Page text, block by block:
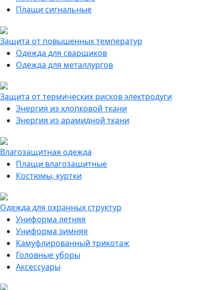
Плащи сигнальные
Защита от повышенных температур
Одежда для сварщиков
Одежда для металлургов
Защита от термических рисков электродуги
Энергия из хлопковой ткани
Энергия из арамидной ткани
Влагозащитная одежда
Плащи влагозащитные
Костюмы, куртки
Одежда для охранных структур
Униформа летняя
Униформа зимняя
Камуфлированный трикотаж
Головные уборы
Аксессуары